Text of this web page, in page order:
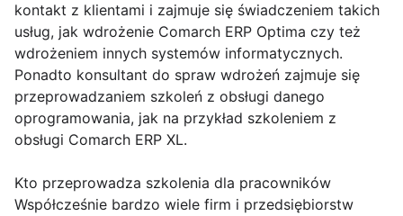
kontakt z klientami i zajmuje się świadczeniem takich
usług, jak wdrożenie Comarch ERP Optima czy też
wdrożeniem innych systemów informatycznych.
Ponadto konsultant do spraw wdrożeń zajmuje się
przeprowadzaniem szkoleń z obsługi danego
oprogramowania, jak na przykład szkoleniem z
obsługi Comarch ERP XL.
Kto przeprowadza szkolenia dla pracowników
Współcześnie bardzo wiele firm i przedsiębiorstw